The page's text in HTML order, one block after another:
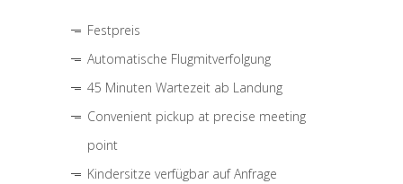
Festpreis
Automatische Flugmitverfolgung
45 Minuten Wartezeit ab Landung
Convenient pickup at precise meeting
point
Kindersitze verfügbar auf Anfrage